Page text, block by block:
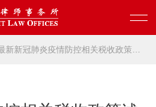
新新冠肺炎疫情防控相关税收政策述评